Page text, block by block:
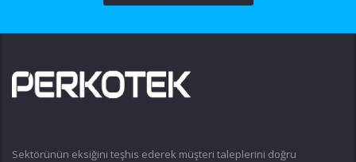
Sektörünün eksiğini teşhis ederek müşteri taleplerini doğru